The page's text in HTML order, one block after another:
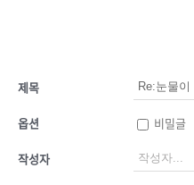
제목
옵션 비밀글
작성자